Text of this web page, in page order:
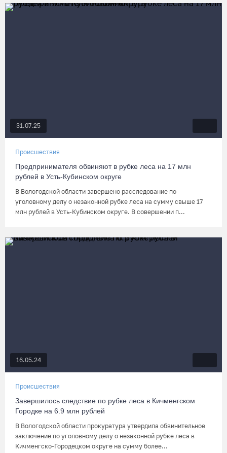
31.07.25
Происшествия
Предпринимателя обвиняют в рубке леса на 17 млн
рублей в Усть-Кубинском округе
В Вологодской области завершено расследование по
уголовному делу о незаконной рубке леса на сумму свыше 17
млн рублей в Усть-Кубинском округе. В совершении п...
16.05.24
Происшествия
Завершилось следствие по рубке леса в Кичменгском
Городке на 6.9 млн рублей
В Вологодской области прокуратура утвердила обвинительное
заключение по уголовному делу о незаконной рубке леса в
Кичменгско-Городецком округе на сумму более...